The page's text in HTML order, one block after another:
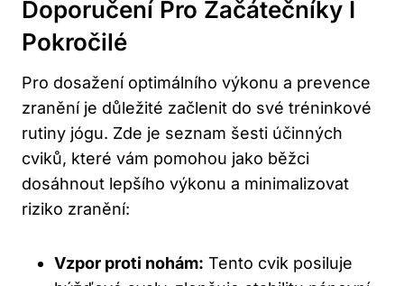
Doporučení Pro Začátečníky I
Pokročilé
Pro dosažení optimálního výkonu a prevence
zranění je důležité začlenit do své tréninkové
rutiny jógu. Zde je seznam šesti účinných
cviků, které vám pomohou jako běžci
dosáhnout lepšího výkonu a minimalizovat
riziko zranění:
Vzpor proti nohám: Tento cvik posiluje